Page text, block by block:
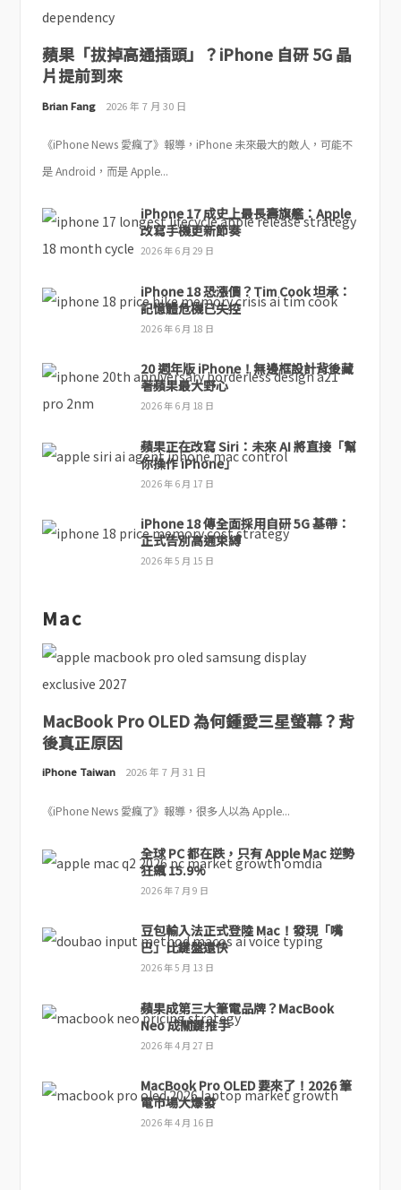
蘋果「拔掉高通插頭」？iPhone 自研 5G 晶
片提前到來
Brian Fang 2026 年 7 月 30 日
《iPhone News 愛瘋了》報導，iPhone 未來最大的敵人，可能不
是 Android，而是 Apple...
iPhone 17 成史上最長壽旗艦：Apple
改寫手機更新節奏
2026 年 6 月 29 日
iPhone 18 恐漲價？Tim Cook 坦承：
記憶體危機已失控
2026 年 6 月 18 日
20 週年版 iPhone！無邊框設計背後藏
著蘋果最大野心
2026 年 6 月 18 日
蘋果正在改寫 Siri：未來 AI 將直接「幫
你操作 iPhone」
2026 年 6 月 17 日
iPhone 18 傳全面採用自研 5G 基帶：
正式告別高通束縛
2026 年 5 月 15 日
Mac
MacBook Pro OLED 為何鍾愛三星螢幕？背
後真正原因
iPhone Taiwan 2026 年 7 月 31 日
《iPhone News 愛瘋了》報導，很多人以為 Apple...
全球 PC 都在跌，只有 Apple Mac 逆勢
狂飆 15.9%
2026 年 7 月 9 日
豆包輸入法正式登陸 Mac！發現「嘴
巴」比鍵盤還快
2026 年 5 月 13 日
蘋果成第三大筆電品牌？MacBook
Neo 成關鍵推手
2026 年 4 月 27 日
MacBook Pro OLED 要來了！2026 筆
電市場大爆發
2026 年 4 月 16 日